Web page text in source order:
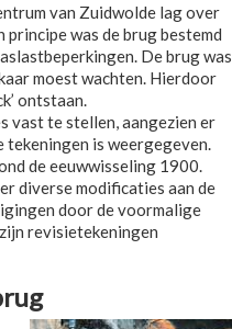
van Zuidwolde lag over
was de brug bestemd
De brug was
moest wachten. Hierdoor
ontstaan.
vast te stellen, aangezien er
tekeningen is weergegeven.
de eeuwwisseling 1900.
diverse modificaties aan de
door de voormalige
revisietekeningen